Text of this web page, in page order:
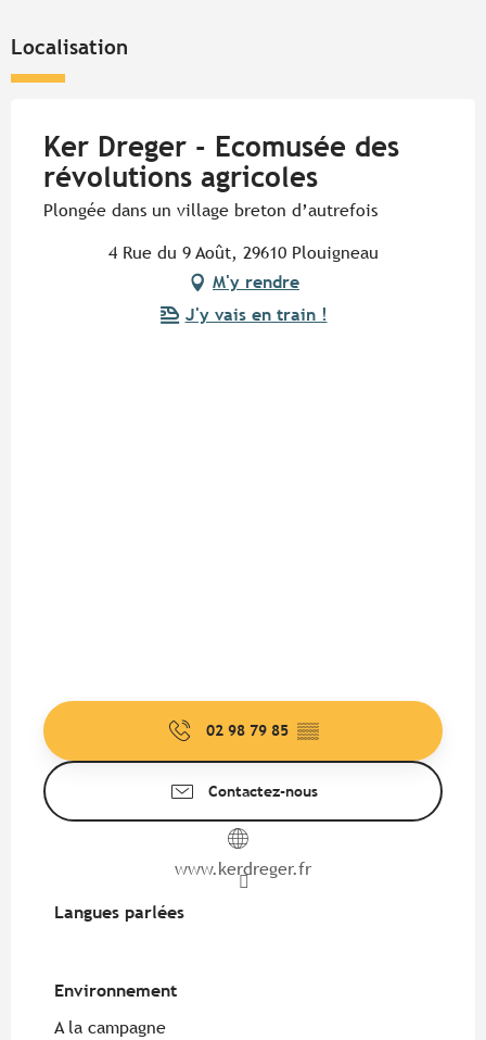
Localisation
Ker Dreger - Ecomusée des
révolutions agricoles
Plongée dans un village breton d’autrefois
4 Rue du 9 Août, 29610 Plouigneau
M'y rendre
J'y vais en train !
02 98 79 85 ▒▒
Contactez-nous
www.kerdreger.fr
Langues parlées
Langues parlées
Environnement
Environnement
A la campagne